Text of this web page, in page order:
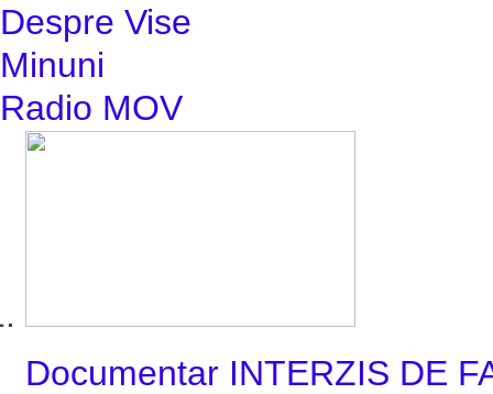
Despre Vise
Minuni
Radio MOV
Documentar INTERZIS DE